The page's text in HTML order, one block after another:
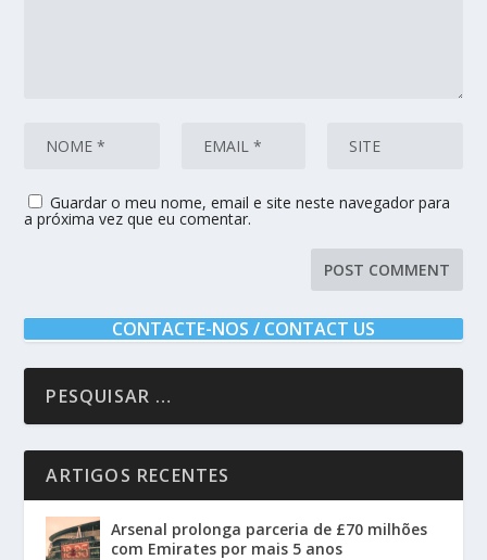
Guardar o meu nome, email e site neste navegador para
a próxima vez que eu comentar.
CONTACTE-NOS / CONTACT US
ARTIGOS RECENTES
Arsenal prolonga parceria de £70 milhões
com Emirates por mais 5 anos